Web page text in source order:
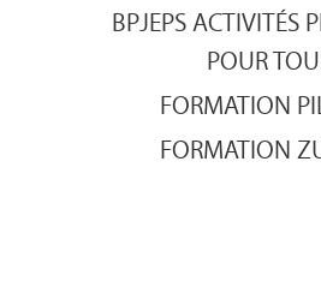
BPJEPS ACTIVITÉS
POUR
FORMATION
FORMATION